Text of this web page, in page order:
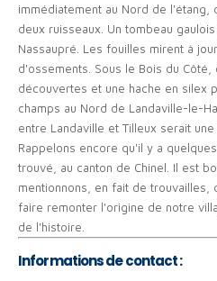
immédiatement au Nord de l'étang,
deux ruisseaux. Un tombeau
Nassaupré. Les fouilles mirent à
d'ossements. Sous le Bois du
découvertes et une hache en silex
champs au Nord de Landaville-le-
entre Landaville et Tilleux serait
Rappelons encore qu'il y a
trouvé, au canton de Chinel. Il est
mentionnons, en fait de trouvailles,
faire remonter l'origine de notre
de l'histoire.
Informations de contact :